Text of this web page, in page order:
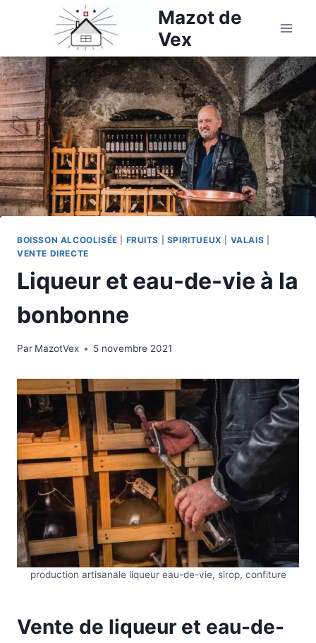
Mazot de
Vex
BOISSON ALCOOLISÉE FRUITS SPIRITUEUX VALAIS
VENTE DIRECTE
Liqueur et eau-de-vie à la
bonbonne
Par MazotVex 5 novembre 2021
production artisanale liqueur eau-de-vie, sirop, confiture
Vente de liqueur et eau-de-